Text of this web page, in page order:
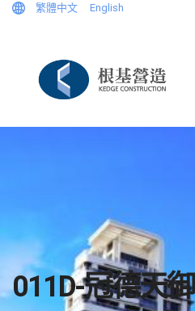
繁體中文 English
011D-冠德天御